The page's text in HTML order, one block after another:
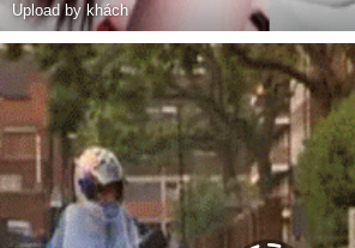
Upload by khách